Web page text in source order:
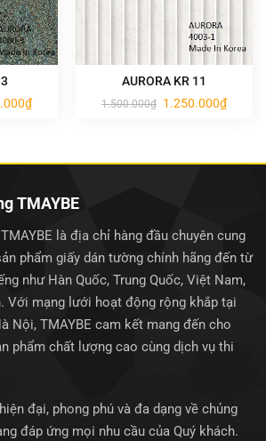
₫Giá
hiện
AURORA KR 11
1.500.000₫ Giá
1.250.000₫Giá
hiện
TMAYBE
là địa chỉ hàng đầu chuyên cung
phẩm giấy dán tường chính hãng đến từ
như Hàn Quốc, Trung Quốc, Việt Nam,
Với mạng lưới hoạt động rộng khắp tại
Nội, TMAYBE cam kết mang đến cho
phẩm chất lượng cao cùng dịch vụ thi
đại, phong phú và đa dạng về chủng
đáp ứng mọi nhu cầu của Quý khách.